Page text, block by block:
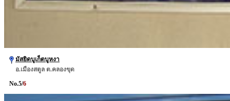
มัสยิดบูเก็ตบูหงา
อ.เมืองสตูล ต.คลองขุด
No.5/6